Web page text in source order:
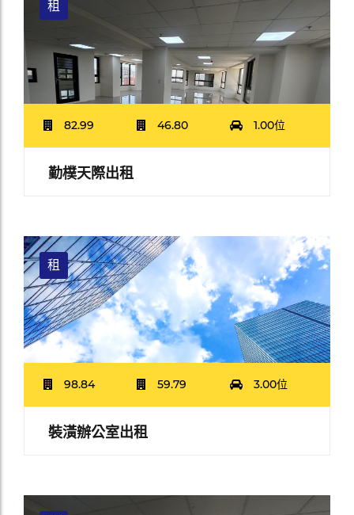
租
82.99 46.80 1.00位
勤樸天際出租
租
98.84 59.79 3.00位
裝潢辦公室出租